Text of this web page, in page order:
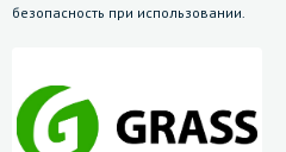
безопасность при использовании.